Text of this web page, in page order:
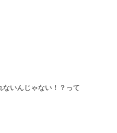
ないんじゃない！？って